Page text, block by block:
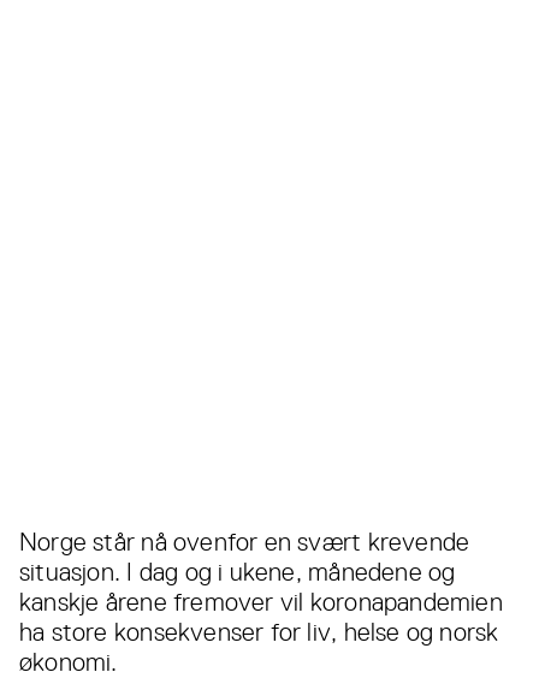
Norge står nå ovenfor en svært krevende
situasjon. I dag og i ukene, månedene og
kanskje årene fremover vil koronapandemien
ha store konsekvenser for liv, helse og norsk
økonomi.